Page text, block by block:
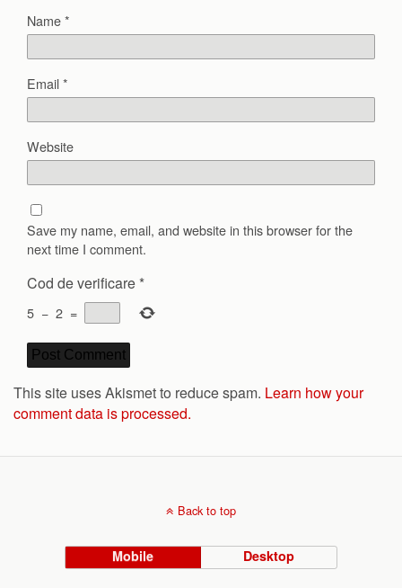
Name*
Email*
Website
Save my name, email, and website in this browser for the
next time I comment.
Cod de verificare *
5 − 2 =
This site uses Akismet to reduce spam. Learn how your
comment data is processed.
Back to top
Mobile Desktop